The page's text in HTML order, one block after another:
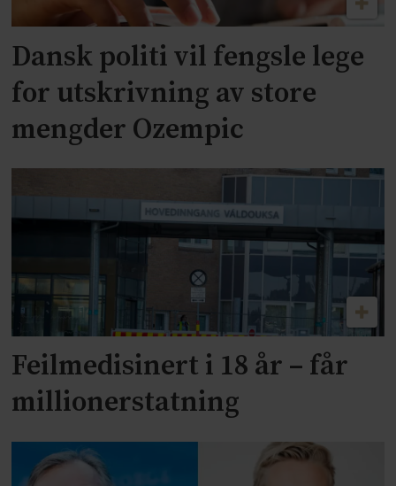
Dansk politi vil fengsle lege
for utskrivning av store
mengder Ozempic
Feilmedisinert i 18 år – får
millionerstatning